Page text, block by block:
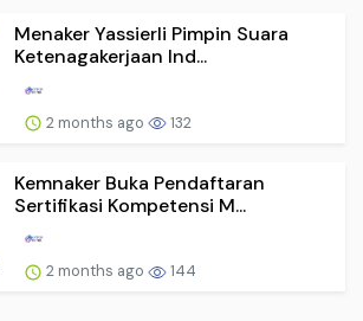
Menaker Yassierli Pimpin Suara
Ketenagakerjaan Ind...
2 months ago 132
Kemnaker Buka Pendaftaran
Sertifikasi Kompetensi M...
2 months ago 144